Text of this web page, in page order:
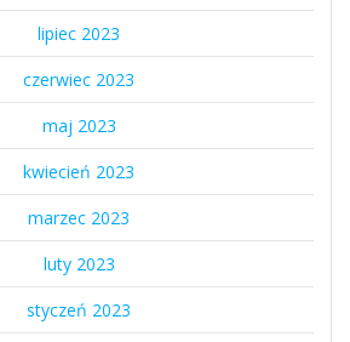
lipiec 2023
czerwiec 2023
maj 2023
kwiecień 2023
marzec 2023
luty 2023
styczeń 2023